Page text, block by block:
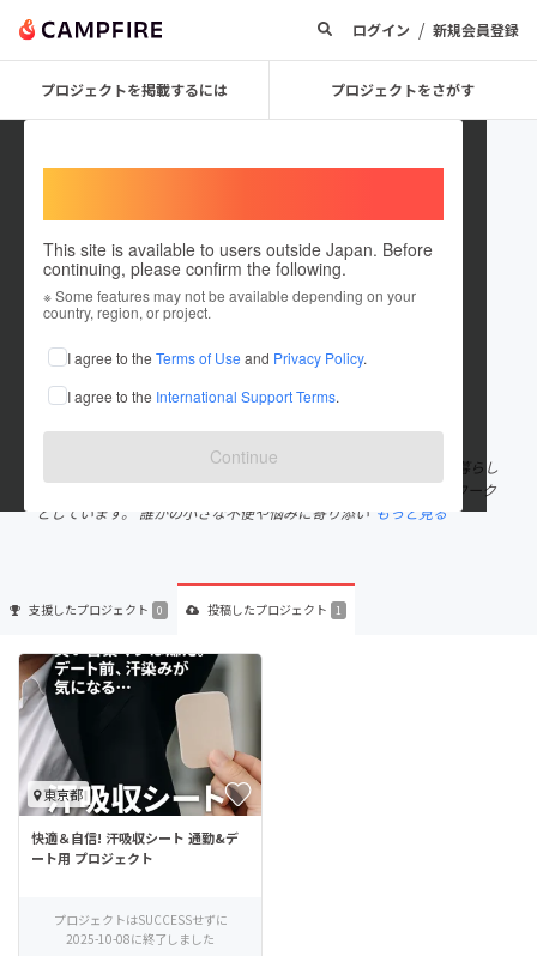
ログイン / 新規会員登録
プロジェクトを掲載するには プロジェクトをさがす
This site is available to users outside Japan. Before
continuing, please confirm the following.
※ Some features may not be available depending on your
country, region, or project.
I agree to the Terms of Use and Privacy Policy.
I agree to the International Support Terms.
Continue
Yosuke Suda
これまでに1件のプロジェクトを投稿しています
在住国：日本 現在地：東京都
出身国：日本 出身地：群馬県
はじめまして。須田と申します。 会社員として働く傍ら、日々の暮らし
の中で感じた「こうだったらいいのに」を形にすることをライフワーク
としています。 誰かの小さな不便や悩みに寄り添い もっと見る
支援したプロジェクト 0 投稿したプロジェクト 1
東京都
快適＆自信! 汗吸収シート 通勤&デ
ート用 プロジェクト
プロジェクトはSUCCESSせずに
2025-10-08に終了しました